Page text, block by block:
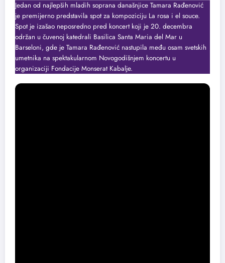
Jedan od najlepših mladih soprana današnjice Tamara Rađenović
je premijerno predstavila spot za kompoziciju La rosa i el souce.
Spot je izašao neposredno pred koncert koji je 20. decembra
održan u čuvenoj katedrali Basilica Santa Maria del Mar u
Barseloni, gde je Tamara Rađenović nastupila među osam svetskih
umetnika na spektakularnom Novogodišnjem koncertu u
organizaciji Fondacije Monserat Kabalje.